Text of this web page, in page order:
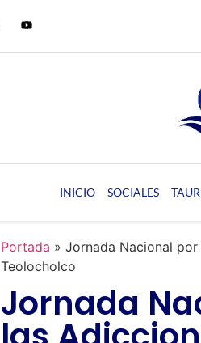
INICIO SOCIALES
Portada » Jornada Nacional
Teolocholco
Jornada